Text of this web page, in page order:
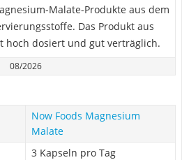
Malate-Produkte aus dem
Das Produkt aus
hoch dosiert und gut verträglich.
08/2026
Now Foods Magnesium
Malate
3 Kapseln pro Tag